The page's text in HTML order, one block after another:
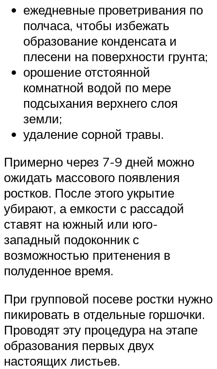
ежедневные проветривания по
полчаса, чтобы избежать
образование конденсата и
плесени на поверхности грунта;
орошение отстоянной
комнатной водой по мере
подсыхания верхнего слоя
земли;
удаление сорной травы.
Примерно через 7-9 дней можно
ожидать массового появления
ростков. После этого укрытие
убирают, а емкости с рассадой
ставят на южный или юго-
западный подоконник с
возможностью притенения в
полуденное время.
При групповой посеве ростки нужно
пикировать в отдельные горшочки.
Проводят эту процедура на этапе
образования первых двух
настоящих листьев.